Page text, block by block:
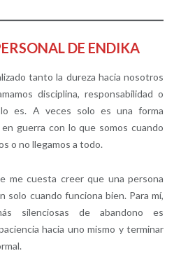
DE ENDIKA
tanto la dureza hacia nosotros
disciplina, responsabilidad o
es. A veces solo es una forma
guerra con lo que somos cuando
o no llegamos a todo.
me cuesta creer que una persona
solo cuando funciona bien. Para mí,
silenciosas de abandono es
hacia uno mismo y terminar